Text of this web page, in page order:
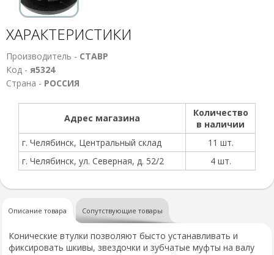
ХАРАКТЕРИСТИКИ
Производитель - СТАВР
Код - я5324
Страна - РОССИЯ
Адрес магазина
Количество
в наличии
г. Челябинск, Центральный склад
11 шт.
г. Челябинск, ул. Северная, д. 52/2
4 шт.
Описание товара Сопутствующие товары
Конические втулки позволяют бысто устанавливать и
фиксировать шкивы, звездочки и зубчатые муфты на валу